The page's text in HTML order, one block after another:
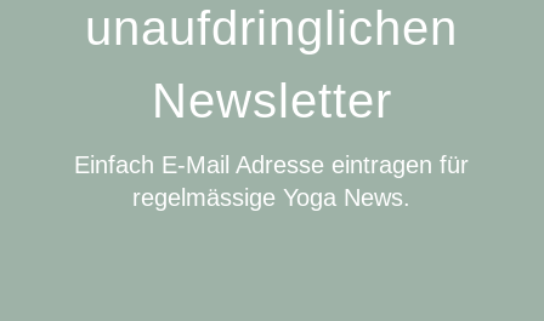
unaufdringlichen
Newsletter
Einfach E-Mail Adresse eintragen für
regelmässige Yoga News.